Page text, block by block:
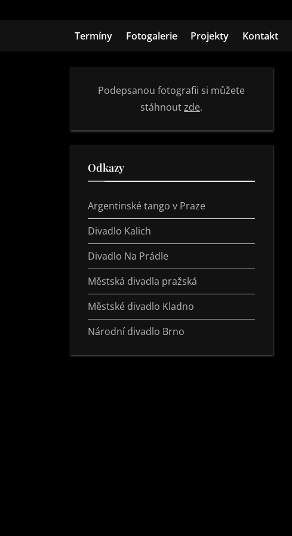
Termíny Fotogalerie Projekty Kontakt
Podepsanou fotografii si můžete
stáhnoutzde.
Odkazy
Argentinské tango v Praze
Divadlo Kalich
Divadlo Na Prádle
Městská divadla pražská
Městské divadlo Kladno
Národní divadlo Brno